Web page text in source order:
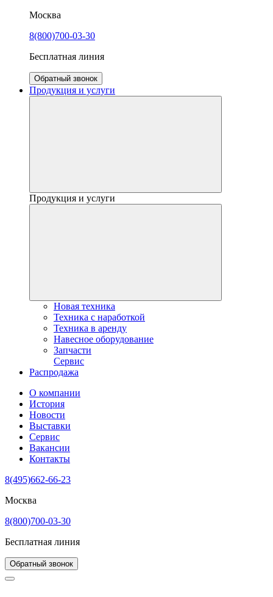
Москва
8(800)700-03-30
Бесплатная линия
Обратный звонок
Продукция и услуги
Продукция и услуги
Новая техника
Техника с наработкой
Техника в аренду
Навесное оборудование
Запчасти
Сервис
Распродажа
О компании
История
Новости
Выставки
Сервис
Вакансии
Контакты
8(495)662-66-23
Москва
8(800)700-03-30
Бесплатная линия
Обратный звонок